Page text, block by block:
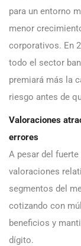
para un entorno
menor
corporativos. En
todo el sector
premiará más la
riesgo antes de
Valoraciones
errores
A pesar del
valoraciones
segmentos del
cotizando con
beneficios y
dígito.